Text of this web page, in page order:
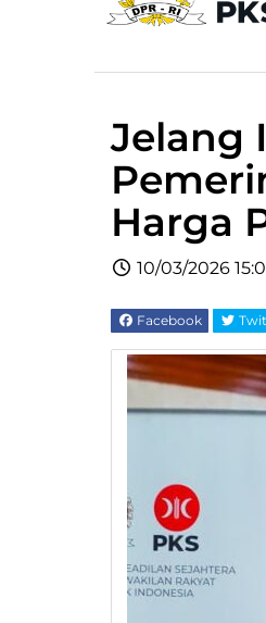
Jelang
Harga
10/03/2026
Facebook